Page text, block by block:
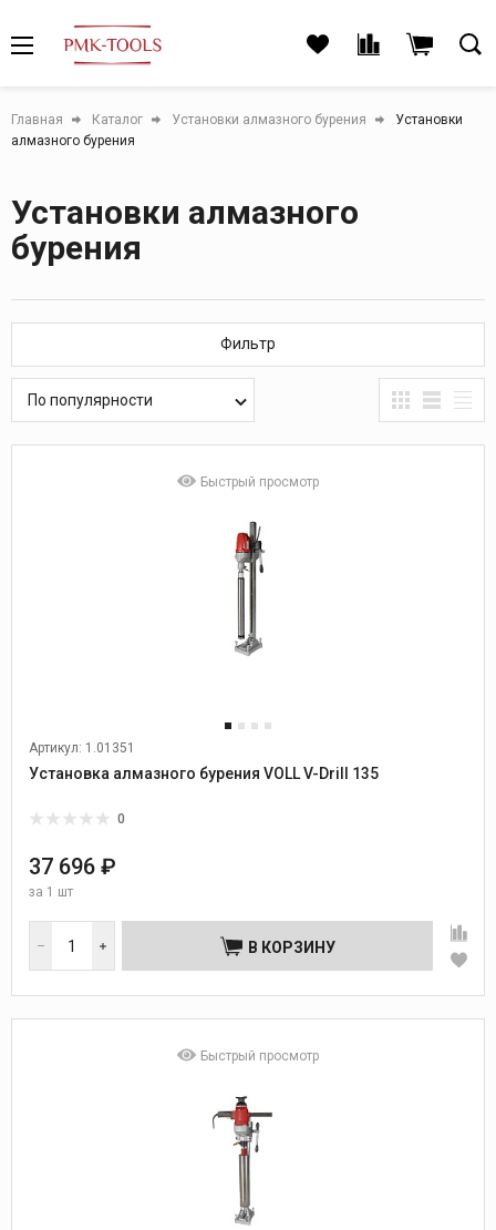
Главная Каталог Установки алмазного бурения
Установки
алмазного бурения
Установки алмазного
бурения
Фильтр
По популярности
Быстрый просмотр
Артикул: 1.01351
Установка алмазного бурения VOLL V-Drill 135
0
37 696 ₽
за 1 шт
В КОРЗИНУ
Быстрый просмотр